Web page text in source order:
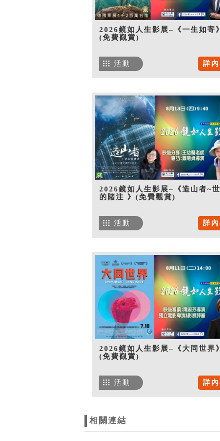
2026鏡如人生影展–《一生如寄
(免費觀賞)
詳
活動
2026鏡如人生影展–《造山者~
的賭注 》(免費觀賞)
詳
活動
2026鏡如人生影展–《大同世界
(免費觀賞)
詳
活動
相關連結